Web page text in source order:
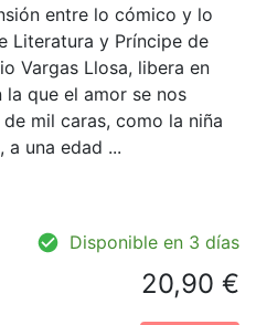
entre lo cómico y lo
Literatura y Príncipe de
Vargas Llosa, libera en
que el amor se nos
mil caras, como la niña
a una edad ...
Disponible en 3 días
20,90 €